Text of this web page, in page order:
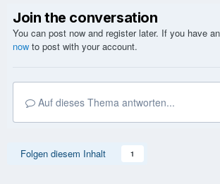
Join the conversation
You can post now and register later. If you have
now to post with your account.
Auf dieses Thema antworten...
Folgen diesem Inhalt 1